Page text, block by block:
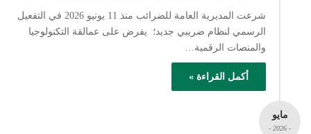
شرعت المديرية العامة للضرائب منذ 11 يونيو 2026 في التفعيل
الرسمي لنظام ضريبي جديد؛ يفرض على عمالقة التكنولوجيا
والمنصات الرقمية…
أكمل القراءة »
مايو
- 2026 -